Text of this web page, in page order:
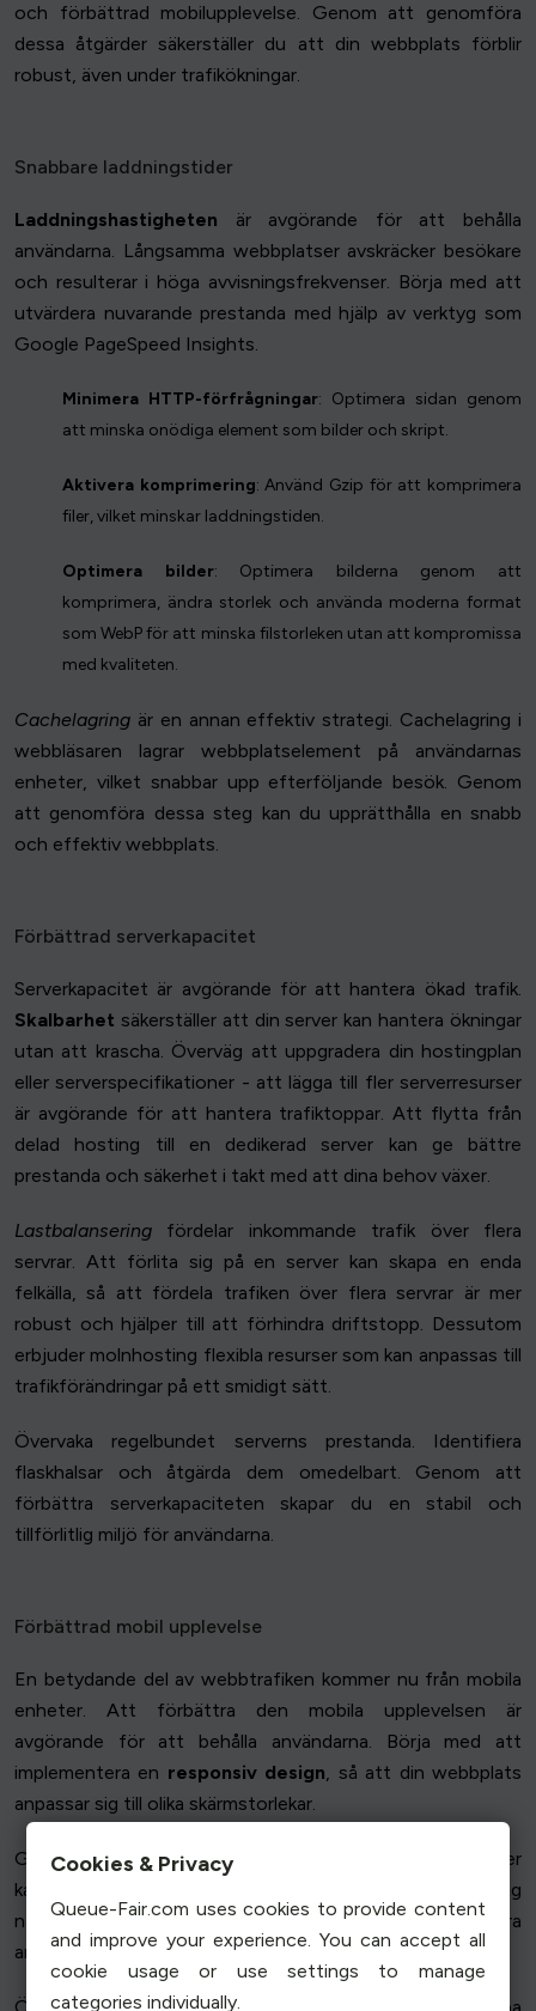
och förbättrad mobilupplevelse. Genom att genomföra
dessa åtgärder säkerställer du att din webbplats förblir
robust, även under trafikökningar.
Snabbare laddningstider
Laddningshastigheten är avgörande för att behålla
användarna. Långsamma webbplatser avskräcker besökare
och resulterar i höga avvisningsfrekvenser. Börja med att
utvärdera nuvarande prestanda med hjälp av verktyg som
Google PageSpeed Insights.
Minimera HTTP-förfrågningar: Optimera sidan genom
att minska onödiga element som bilder och skript.
Aktivera komprimering: Använd Gzip för att komprimera
filer, vilket minskar laddningstiden.
Optimera bilder: Optimera bilderna genom att
komprimera, ändra storlek och använda moderna format
som WebP för att minska filstorleken utan att kompromissa
med kvaliteten.
Cachelagring är en annan effektiv strategi. Cachelagring i
webbläsaren lagrar webbplatselement på användarnas
enheter, vilket snabbar upp efterföljande besök. Genom
att genomföra dessa steg kan du upprätthålla en snabb
och effektiv webbplats.
Förbättrad serverkapacitet
Serverkapacitet är avgörande för att hantera ökad trafik.
Skalbarhet säkerställer att din server kan hantera ökningar
utan att krascha. Överväg att uppgradera din hostingplan
eller serverspecifikationer - att lägga till fler serverresurser
är avgörande för att hantera trafiktoppar. Att flytta från
delad hosting till en dedikerad server kan ge bättre
prestanda och säkerhet i takt med att dina behov växer.
Lastbalansering fördelar inkommande trafik över flera
servrar. Att förlita sig på en server kan skapa en enda
felkälla, så att fördela trafiken över flera servrar är mer
robust och hjälper till att förhindra driftstopp. Dessutom
erbjuder molnhosting flexibla resurser som kan anpassas till
trafikförändringar på ett smidigt sätt.
Övervaka regelbundet serverns prestanda. Identifiera
flaskhalsar och åtgärda dem omedelbart. Genom att
förbättra serverkapaciteten skapar du en stabil och
tillförlitlig miljö för användarna.
Förbättrad mobil upplevelse
En betydande del av webbtrafiken kommer nu från mobila
enheter. Att förbättra den mobila upplevelsen är
avgörande för att behålla användarna. Börja med att
implementera en responsiv design, så att din webbplats
anpassar sig till olika skärmstorlekar.
Genomatt optimera bilder och skript
för mobila enheter
kan laddningstiderna minskas avsevärt. Använd mobilvänlig
navigering, t.ex. hopfällbara menyer, för att förbättra
användbarheten.
Cookies & Privacy
Queue-Fair.com uses cookies to provide content
and improve your experience. You can accept all
cookie usage or use settings to manage
categories individually.